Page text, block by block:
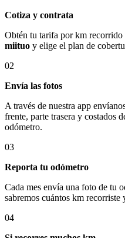
Cotiza y contrata
Obtén tu tarifa por km recorrido
miituo y elige el plan de
02
Envía las fotos
A través de nuestra app
frente, parte trasera y costados
odómetro.
03
Reporta tu odómetro
Cada mes envía una foto de tu
sabremos cuántos km recorriste
04